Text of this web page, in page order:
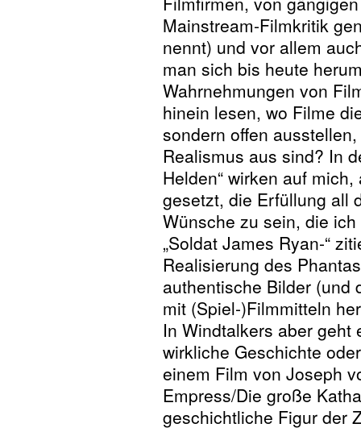
Mainstream-Filmkritik
nennt) und vor allem
man sich bis heute
Wahrnehmungen von
hinein lesen, wo Filme
sondern offen
Realismus aus sind? In
Helden“ wirken auf
gesetzt, die Erfüllung all
Wünsche zu sein, die
„Soldat James Ryan-“
Realisierung des
authentische Bilder (und
mit (Spiel-)Filmmitteln
In Windtalkers aber geht
wirkliche Geschichte
einem Film von Joseph
Empress/Die große
geschichtliche Figur der